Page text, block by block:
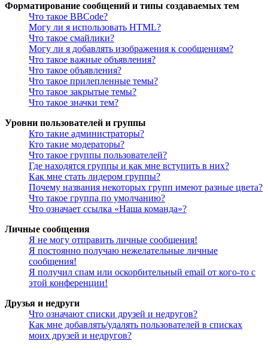
Форматирование сообщений и типы создаваемых тем
Что такое BBCode?
Могу ли я использовать HTML?
Что такое смайлики?
Могу ли я добавлять изображения к сообщениям?
Что такое важные объявления?
Что такое объявления?
Что такое прилепленные темы?
Что такое закрытые темы?
Что такое значки тем?
Уровни пользователей и группы
Кто такие администраторы?
Кто такие модераторы?
Что такое группы пользователей?
Где находятся группы и как мне вступить в них?
Как мне стать лидером группы?
Почему названия некоторых групп имеют разные цвета?
Что такое группа по умолчанию?
Что означает ссылка «Наша команда»?
Личные сообщения
Я не могу отправить личные сообщения!
Я постоянно получаю нежелательные личные
сообщения!
Я получил спам или оскорбительный email от кого-то с
этой конференции!
Друзья и недруги
Что означают списки друзей и недругов?
Как мне добавлять/удалять пользователей в списках
моих друзей и недругов?